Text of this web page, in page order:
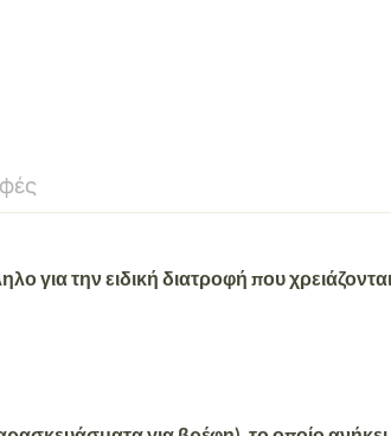
για τηνειδική διατροφή πουχρειάζονται